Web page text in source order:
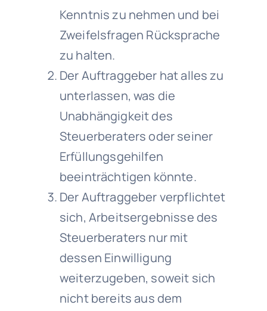
Kenntnis zu nehmen und bei
Zweifelsfragen Rücksprache
zu halten.
Der Auftraggeber hat alles zu
unterlassen, was die
Unabhängigkeit des
Steuerberaters oder seiner
Erfüllungsgehilfen
beeinträchtigen könnte.
Der Auftraggeber verpflichtet
sich, Arbeitsergebnisse des
Steuerberaters nur mit
dessen Einwilligung
weiterzugeben, soweit sich
nicht bereits aus dem